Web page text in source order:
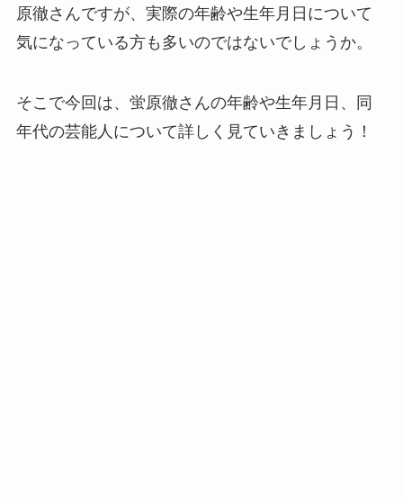
原徹さんですが、実際の年齢や生年月日について
気になっている方も多いのではないでしょうか。
そこで今回は、蛍原徹さんの年齢や生年月日、同
年代の芸能人について詳しく見ていきましょう！